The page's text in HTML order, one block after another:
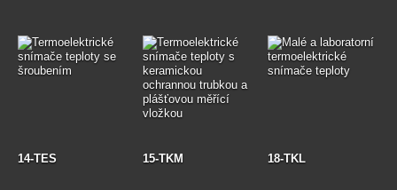
14-TES 15-TKM 18-TKL